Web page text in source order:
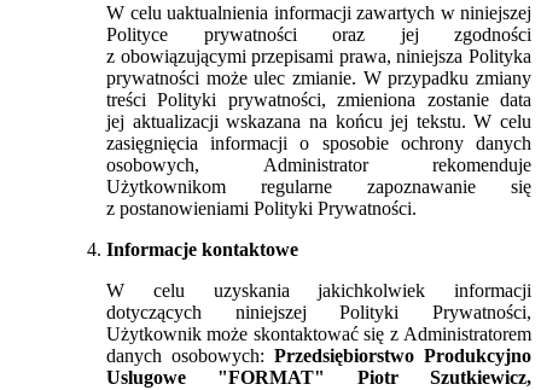
W celu uaktualnienia informacji zawartych w niniejszej
Polityce prywatności oraz jej zgodności
z obowiązującymi przepisami prawa, niniejsza Polityka
prywatności może ulec zmianie. W przypadku zmiany
treści Polityki prywatności, zmieniona zostanie data
jej aktualizacji wskazana na końcu jej tekstu. W celu
zasięgnięcia informacji o sposobie ochrony danych
osobowych, Administrator rekomenduje
Użytkownikom regularne zapoznawanie się
z postanowieniami Polityki Prywatności.
Informacje kontaktowe
W celu uzyskania jakichkolwiek informacji
dotyczących niniejszej Polityki Prywatności,
Użytkownik może skontaktować się z Administratorem
danych osobowych: Przedsiębiorstwo Produkcyjno
Uslugowe "FORMAT" Piotr Szutkiewicz,